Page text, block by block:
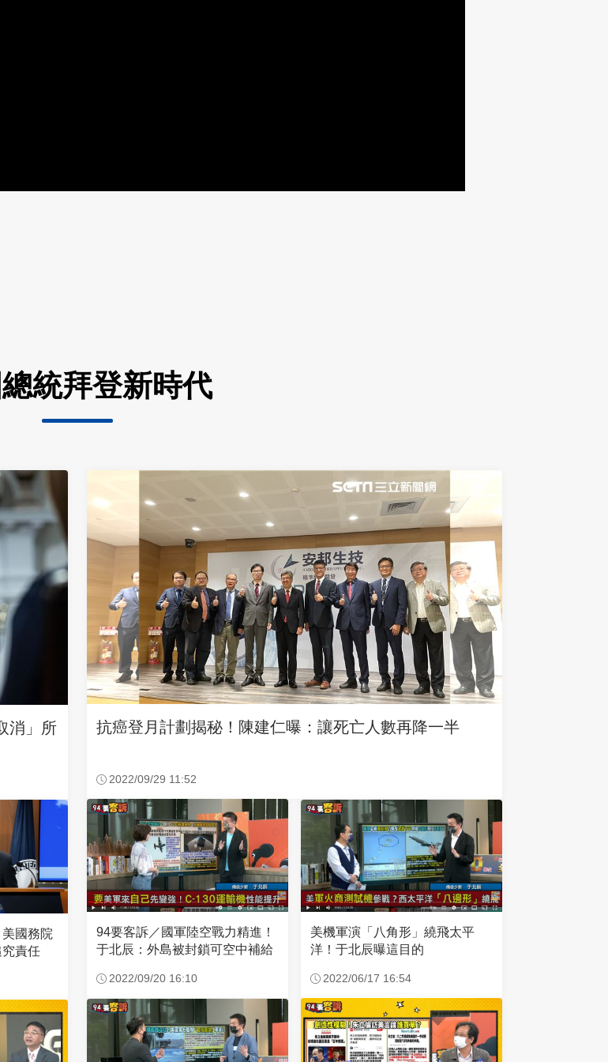
統拜登新時代
消」所
國務院
責任
抗癌登月計劃揭秘！陳建仁曝：讓死亡人數再降一半
2022/09/29 11:52
94要客訴／國軍陸空戰力精進！
于北辰：外島被封鎖可空中補給
2022/09/20 16:10
美機軍演「八角形」繞飛太平
洋！于北辰曝這目的
2022/06/17 16:54